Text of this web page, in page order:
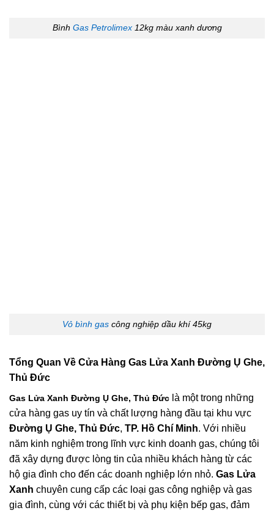
Bình Gas Petrolimex12kg màu xanh dương
Vỏ bình gas công nghiệp dầu khí 45kg
Tổng Quan Về Cửa Hàng Gas Lửa Xanh Đường Ụ Ghe,
Thủ Đức
Gas Lửa Xanh Đường Ụ Ghe, Thủ Đức là một trong những
cửa hàng gas uy tín và chất lượng hàng đầu tại khu vực
Đường Ụ Ghe, Thủ Đức, TP. Hồ Chí Minh. Với nhiều
năm kinh nghiệm trong lĩnh vực kinh doanh gas, chúng tôi
đã xây dựng được lòng tin của nhiều khách hàng từ các
hộ gia đình cho đến các doanh nghiệp lớn nhỏ. Gas Lửa
Xanh chuyên cung cấp các loại gas công nghiệp và gas
gia đình, cùng với các thiết bị và phụ kiện bếp gas, đảm